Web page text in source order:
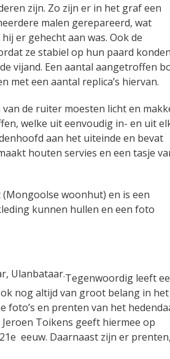
zijn. Zo zijn er in het graf een
malen gerepareerd, wat
er gehecht aan was. Ook de
ze stabiel op hun paard konden
vijand. Een aantal aangetroffen
een aantal replica’s hiervan.
van de ruiter moesten licht en
welke uit eenvoudig in- en uit
aan het uiteinde en bevat
houten servies en een tasje
woonhut) en is een
kunnen hullen en een foto
Tegenwoordig leeft
nog altijd van groot belang in het
foto’s en prenten van het
Toikens geeft hiermee op
eeuw. Daarnaast zijn er prenten,